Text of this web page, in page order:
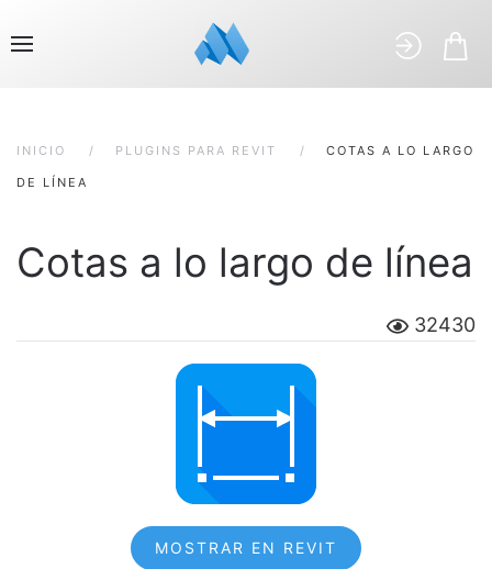
INICIO PLUGINS PARA REVIT COTAS A LO LARGO
DE LÍNEA
Cotas a lo largo de línea
32430
MOSTRAR EN REVIT